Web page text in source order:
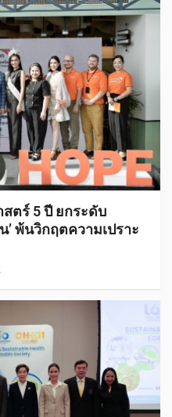
ตร์ 5 ปี ยกระดับ
พ้นวิกฤตความเปราะ